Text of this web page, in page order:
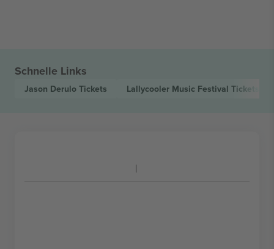
Schnelle Links
Jason Derulo Tickets Lallycooler Music Festival Tickets